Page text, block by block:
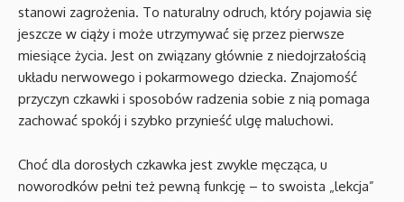
stanowi zagrożenia. To naturalny odruch, który pojawia się
jeszcze w ciąży i może utrzymywać się przez pierwsze
miesiące życia. Jest on związany głównie z niedojrzałością
układu nerwowego i pokarmowego dziecka. Znajomość
przyczyn czkawki i sposobów radzenia sobie z nią pomaga
zachować spokój i szybko przynieść ulgę maluchowi.
Choć dla dorosłych czkawka jest zwykle męcząca, u
noworodków pełni też pewną funkcję – to swoista „lekcja”